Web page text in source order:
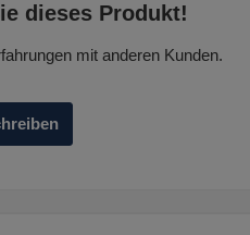
von 0 von 5 Sternen
dieses Produkt!
mit anderen Kunden.